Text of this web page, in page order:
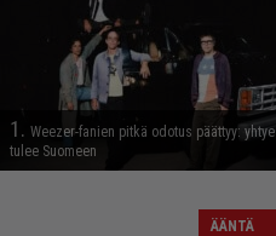
1. Weezer-fanien pitkä odotus päättyy: yhtye
tulee Suomeen
ÄÄNTÄ